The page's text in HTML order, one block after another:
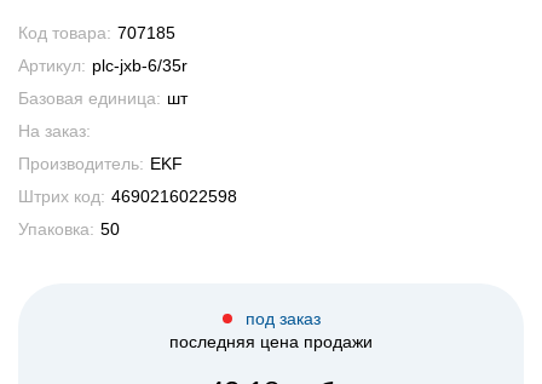
Код товара: 707185
Артикул: plc-jxb-6/35r
Базовая единица: шт
На заказ:
Производитель: EKF
Штрих код: 4690216022598
Упаковка: 50
под заказ
последняя цена продажи